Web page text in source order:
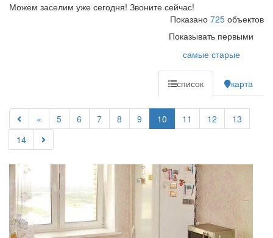
Можем заселим уже сегодня! Звоните сейчас!
Показано 725 объектов
Показывать первыми
самые старые
список карта
« 5 6 7 8 9 10 11 12
13
14